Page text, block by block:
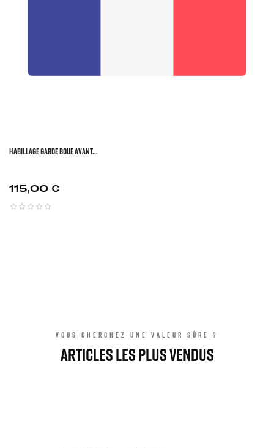
HABILLAGE GARDE BOUE AVANT...
Prix
115,00 €
VOUS CHERCHEZ UNE VALEUR SÛRE ?
Articles Les Plus Vendus